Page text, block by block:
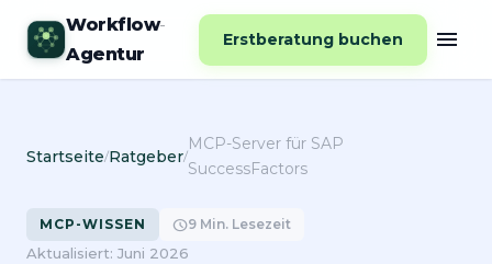
Workflow-
Agentur
Erstberatung buchen menu
Startseite/Ratgeber/
MCP-Server für SAP
SuccessFactors
MCP-WISSEN schedule9 Min. Lesezeit
Aktualisiert: Juni 2026